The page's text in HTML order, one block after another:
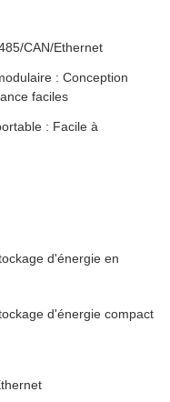
CAN/Ethernet
: Conception
faciles
: Facile à
d'énergie en
d'énergie compact